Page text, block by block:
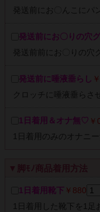
発送前にお〇んこにパ
発送前にお〇りの穴
発送前前にお〇りの穴
発送前に唾液垂らし
クロッチに唾液垂らさ
1日着用＆オナ無♡ ￥
1日着用のみのオナニ
▼脚ﾓﾉ商品着用方法
1日着用靴下 ￥880
1日着用した靴下を1足